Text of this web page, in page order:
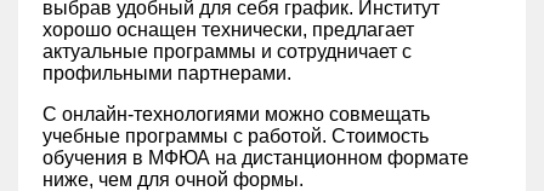
выбрав удобный для себя график. Институт
хорошо оснащен технически, предлагает
актуальные программы и сотрудничает с
профильными партнерами.
С онлайн-технологиями можно совмещать
учебные программы с работой. Стоимость
обучения в МФЮА на дистанционном формате
ниже, чем для очной формы.